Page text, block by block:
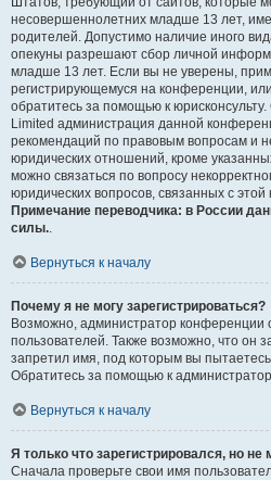
несовершеннолетних младше 13 лет,
родителей. Допустимо наличие иного
опекуны разрешают сбор личной
младше 13 лет. Если вы не уверены,
регистрирующемуся на конференции,
обратитесь за помощью к
Limited администрация данной
рекомендаций по правовым вопросам и
юридических отношений, кроме
можно связаться по вопросу
юридических вопросов, связанных с
Примечание переводчика: в России
силы..
Вернуться к началу
Почему я не могу зарегистрироваться?
Возможно, администратор конференции
пользователей. Также возможно, что он
запретил имя, под которым вы пытаетесь
Обратитесь за помощью к
Вернуться к началу
Я только что зарегистрировался, но не
Сначала проверьте свои имя